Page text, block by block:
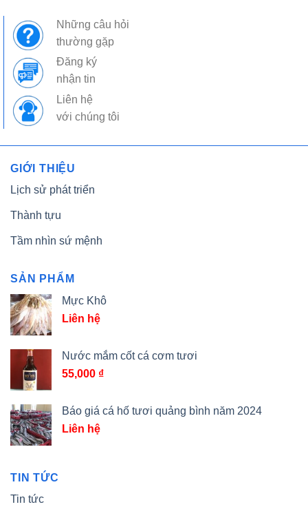
Những câu hỏi
thường gặp
Đăng ký
nhận tin
Liên hệ
với chúng tôi
GIỚI THIỆU
Lịch sử phát triển
Thành tựu
Tầm nhìn sứ mệnh
SẢN PHẨM
Mực Khô
Liên hệ
Nước mắm cốt cá cơm tươi
55,000 ₫
Báo giá cá hố tươi quảng bình năm 2024
Liên hệ
TIN TỨC
Tin tức